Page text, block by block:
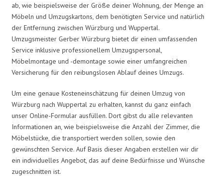
ab, wie beispielsweise der Größe deiner Wohnung, der Menge an
Möbeln und Umzugskartons, dem benötigten Service und natürlich
der Entfernung zwischen Würzburg und Wuppertal.
Umzugsmeister Gerber Würzburg bietet dir einen umfassenden
Service inklusive professionellem Umzugspersonal,
Möbelmontage und -demontage sowie einer umfangreichen
Versicherung für den reibungslosen Ablauf deines Umzugs.
Um eine genaue Kosteneinschätzung für deinen Umzug von
Würzburg nach Wuppertal zu erhalten, kannst du ganz einfach
unser Online-Formular ausfüllen. Dort gibst du alle relevanten
Informationen an, wie beispielsweise die Anzahl der Zimmer, die
Möbelstücke, die transportiert werden sollen, sowie den
gewünschten Service. Auf Basis dieser Angaben erstellen wir dir
ein individuelles Angebot, das auf deine Bedürfnisse und Wünsche
zugeschnitten ist.